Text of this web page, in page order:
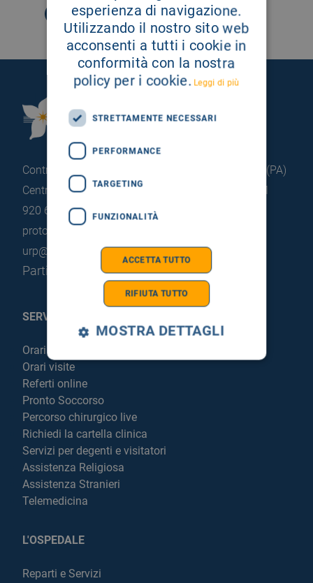
Fondazione Istituto
G.Giglio di Cefalù
Contrada Pietrapollastra - Pisciotto 90015 Cefalù (PA)
Centralino: +39 0921 920 111
Portineria: +39 0921
920 663
protocollo@pec.hsrgiglio.it
urp@hsrgiglio.it
Partita IVA: 05205490823
SERVIZI AL PAZIENTE
Orari sportelli
Orari visite
Referti online
Pronto Soccorso
Percorso chirurgico live
Richiedi la cartella clinica
Servizi per degenti e visitatori
Assistenza Religiosa
Assistenza Stranieri
Telemedicina
L'OSPEDALE
Reparti e Servizi
esperienza di navigazione.
Utilizzando il nostro sito web
acconsenti a tutti i cookie in
conformità con la nostra
policy per i cookie. Leggi di più
STRETTAMENTE NECESSARI
PERFORMANCE
TARGETING
FUNZIONALITÀ
ACCETTA TUTTO
RIFIUTA TUTTO
MOSTRA DETTAGLI